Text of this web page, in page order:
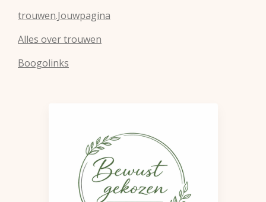
trouwen.Jouwpagina
Alles over trouwen
Boogolinks